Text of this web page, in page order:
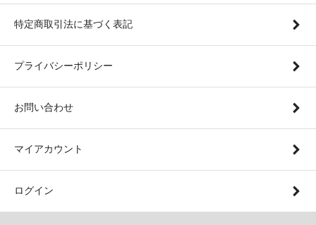
特定商取引法に基づく表記
プライバシーポリシー
お問い合わせ
マイアカウント
ログイン